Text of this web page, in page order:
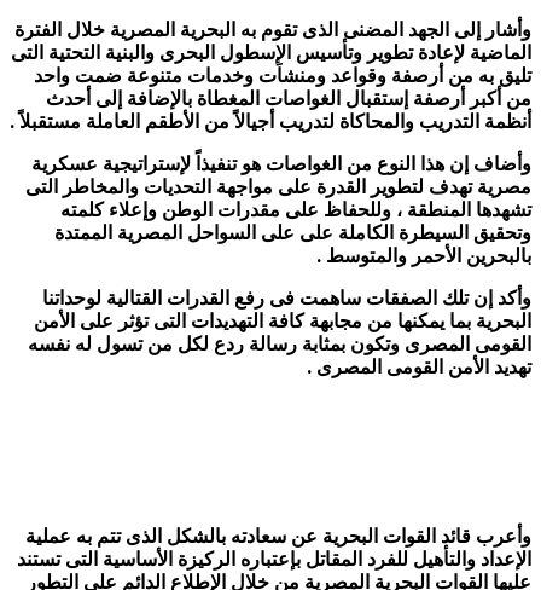
وأشار إلى الجهد المضنى الذى تقوم به البحرية المصرية خلال الفترة
الماضية لإعادة تطوير وتأسيس الإسطول البحرى والبنية التحتية التى
تليق به من أرصفة وقواعد ومنشاَت وخدمات متنوعة ضمت واحد
من أكبر أرصفة إستقبال الغواصات المغطاة بالإضافة إلى أحدث
أنظمة التدريب والمحاكاة لتدريب أجيالاً من الأطقم العاملة مستقبلاً .
وأضاف إن هذا النوع من الغواصات هو تنفيذاً لإستراتيجية عسكرية
مصرية تهدف لتطوير القدرة على مواجهة التحديات والمخاطر التى
تشهدها المنطقة ، وللحفاظ على مقدرات الوطن وإعلاء كلمته
وتحقيق السيطرة الكاملة على على السواحل المصرية الممتدة
بالبحرين الأحمر والمتوسط .
وأكد إن تلك الصفقات ساهمت فى رفع القدرات القتالية لوحداتنا
البحرية بما يمكنها من مجابهة كافة التهديدات التى تؤثر على الأمن
القومى المصرى وتكون بمثابة رسالة ردع لكل من تسول له نفسه
تهديد الأمن القومى المصرى .
وأعرب قائد القوات البحرية عن سعادته بالشكل الذى تتم به عملية
الإعداد والتأهيل للفرد المقاتل بإعتباره الركيزة الأساسية التى تستند
عليها القوات البحرية المصرية من خلال الإطلاع الدائم على التطور